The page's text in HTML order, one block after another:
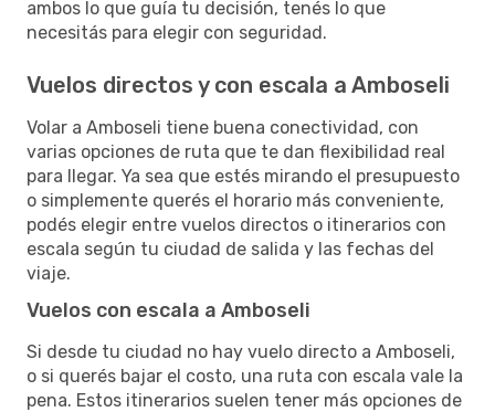
ambos lo que guía tu decisión, tenés lo que
necesitás para elegir con seguridad.
Vuelos directos y con escala a Amboseli
Volar a Amboseli tiene buena conectividad, con
varias opciones de ruta que te dan flexibilidad real
para llegar. Ya sea que estés mirando el presupuesto
o simplemente querés el horario más conveniente,
podés elegir entre vuelos directos o itinerarios con
escala según tu ciudad de salida y las fechas del
viaje.
Vuelos con escala a Amboseli
Si desde tu ciudad no hay vuelo directo a Amboseli,
o si querés bajar el costo, una ruta con escala vale la
pena. Estos itinerarios suelen tener más opciones de